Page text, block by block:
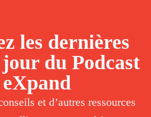
les dernières
jour du Podcast
eXpand
et d’autres ressources